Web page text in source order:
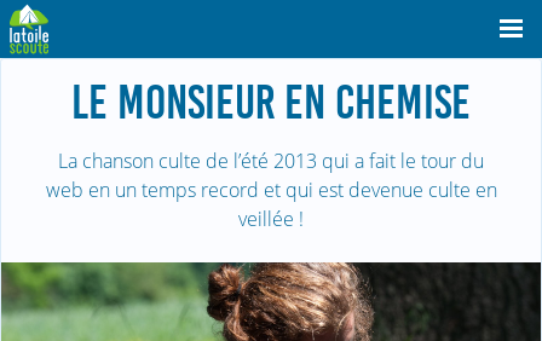
LE MONSIEUR EN CHEMISE
La chanson culte de l’été 2013 qui a fait le tour du
web en un temps record et qui est devenue culte en
veillée !